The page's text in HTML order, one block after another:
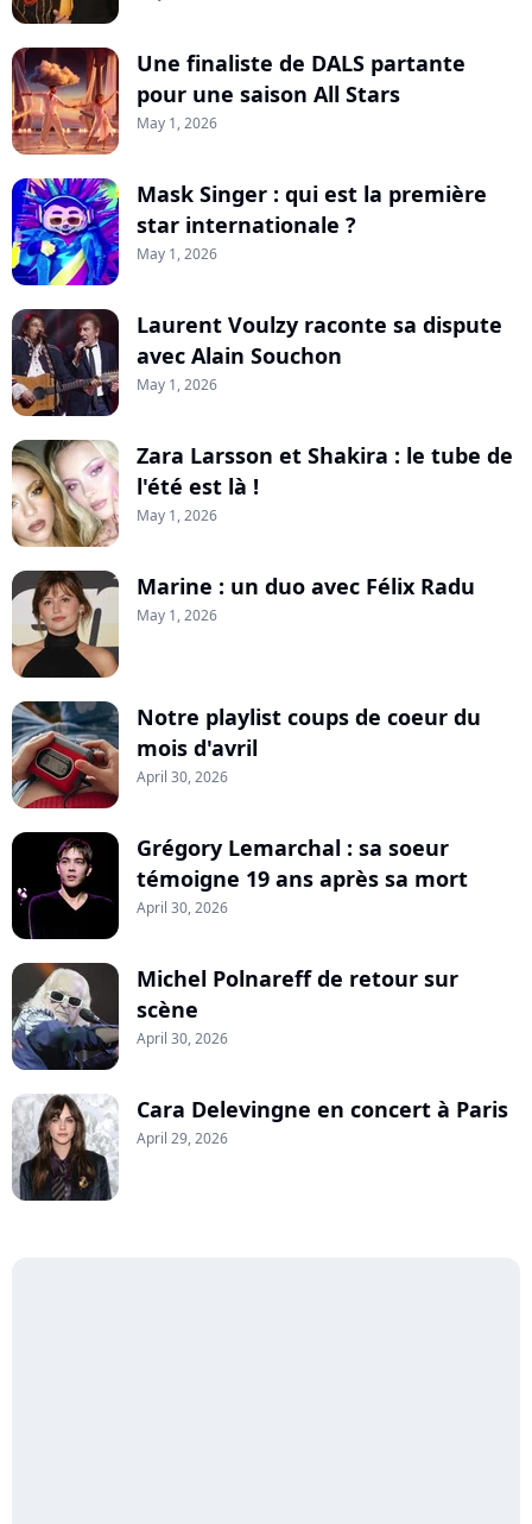
Une finaliste de DALS partante
pour une saison All Stars
May 1, 2026
Mask Singer : qui est la première
star internationale ?
May 1, 2026
Laurent Voulzy raconte sa dispute
avec Alain Souchon
May 1, 2026
Zara Larsson et Shakira : le tube de
l'été est là !
May 1, 2026
Marine : un duo avec Félix Radu
May 1, 2026
Notre playlist coups de coeur du
mois d'avril
April 30, 2026
Grégory Lemarchal : sa soeur
témoigne 19 ans après sa mort
April 30, 2026
Michel Polnareff de retour sur
scène
April 30, 2026
Cara Delevingne en concert à Paris
April 29, 2026